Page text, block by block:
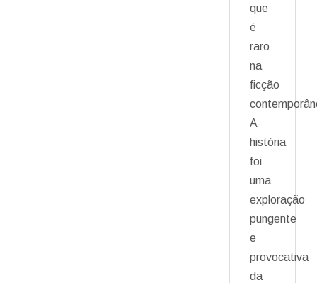
que
é
raro
na
ficção
A
história
foi
uma
exploração
pungente
e
provocativa
da